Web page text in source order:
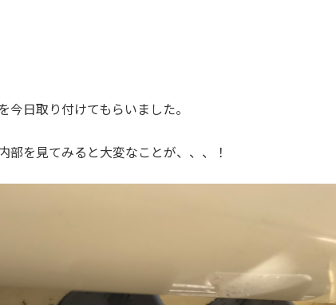
今日取り付けてもらいました。
部を見てみると大変なことが、、、！